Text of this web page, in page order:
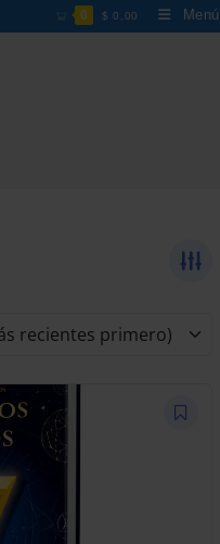
0 $ 0,00 Menú
recientes primero)